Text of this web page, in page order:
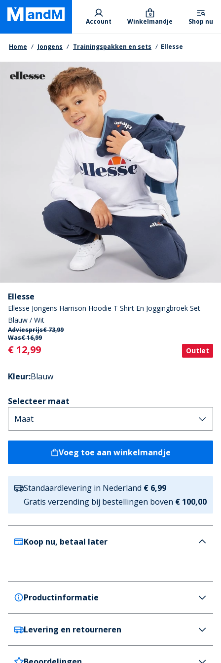
Skip
main
content
Primary departments
Account Winkelmandje
0
Shop nu
Kruimelpad
Home Jongens Trainingspakken en sets Ellesse
Ellesse
Ellesse Jongens Harrison Hoodie T Shirt En Joggingbroek Set
Blauw / Wit
Adviesprijs€ 73,99
Was€ 16,99
Current
€ 12,99 Outlet
Kleur:Blauw
Selecteer maat
Voeg toe aan winkelmandje
Standaardlevering in Nederland € 6,99
Gratis verzending bij bestellingen boven € 100,00
Koop nu, betaal later
Productinformatie
Ellesse
Ellesse Jongens Harrison Hoodie T Shirt En
Joggingbroek Set Blauw / Wit
Levering en retourneren